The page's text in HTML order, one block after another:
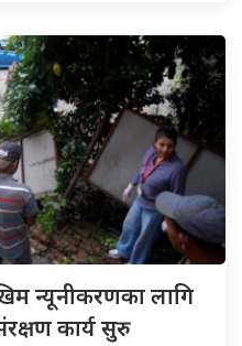
न्यूनीकरणका लागि
कार्य सुरु